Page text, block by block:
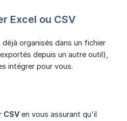
Excel ou CSV
organisés dans un fichier
depuis un autre outil),
intégrer pour vous.
CSV en vous assurant qu'il